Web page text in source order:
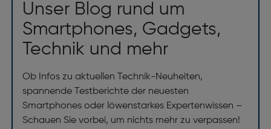
Unser Blog rund um
Smartphones, Gadgets,
Technik und mehr
Ob Infos zu aktuellen Technik-Neuheiten,
spannende Testberichte der neuesten
Smartphones oder löwenstarkes Expertenwissen –
Schauen Sie vorbei, um nichts mehr zu verpassen!